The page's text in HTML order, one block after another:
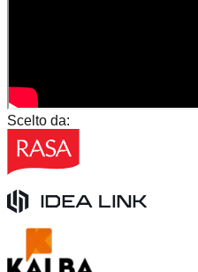
Scelto da: